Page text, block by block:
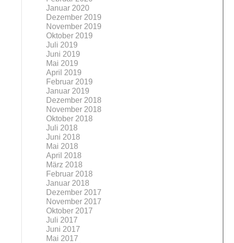
Januar 2020
Dezember 2019
November 2019
Oktober 2019
Juli 2019
Juni 2019
Mai 2019
April 2019
Februar 2019
Januar 2019
Dezember 2018
November 2018
Oktober 2018
Juli 2018
Juni 2018
Mai 2018
April 2018
März 2018
Februar 2018
Januar 2018
Dezember 2017
November 2017
Oktober 2017
Juli 2017
Juni 2017
Mai 2017